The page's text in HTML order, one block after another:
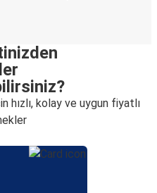
hızlı, kolay ve uygun fiyatlı